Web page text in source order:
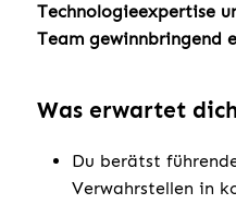
Technologieexpertise
Team gewinnbringend
Was erwartet dich
Du berätst
Verwahrstellen in